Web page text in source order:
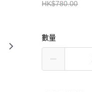
HK$780.00
數量